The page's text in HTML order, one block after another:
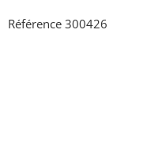
Référence 300426